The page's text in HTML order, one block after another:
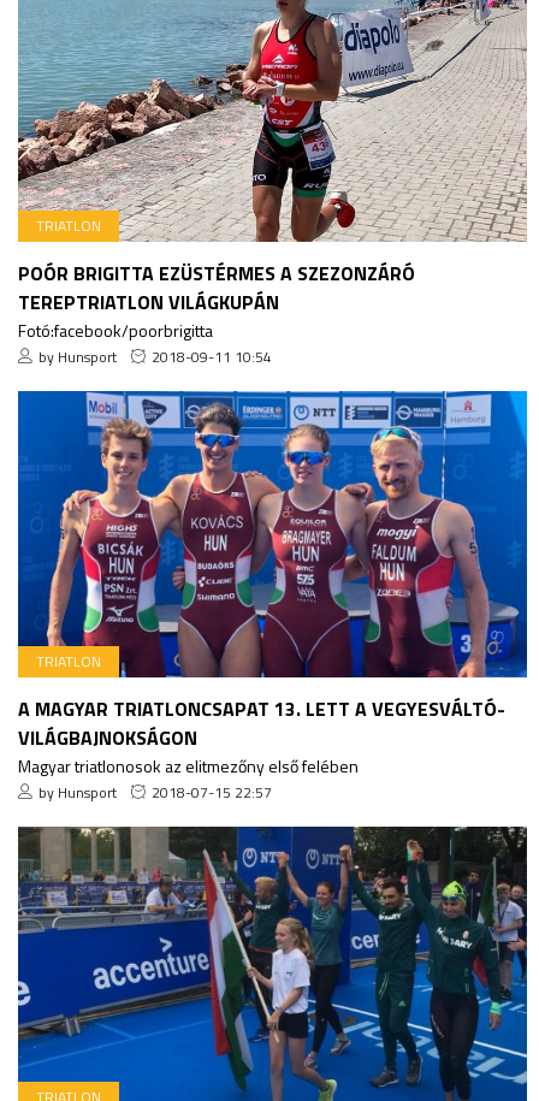
TRIATLON
POÓR BRIGITTA EZÜSTÉRMES A SZEZONZÁRÓ
TEREPTRIATLON VILÁGKUPÁN
Fotó:facebook/poorbrigitta
by Hunsport 2018-09-11 10:54
TRIATLON
A MAGYAR TRIATLONCSAPAT 13. LETT A VEGYESVÁLTÓ-
VILÁGBAJNOKSÁGON
Magyar triatlonosok az elitmezőny első felében
by Hunsport 2018-07-15 22:57